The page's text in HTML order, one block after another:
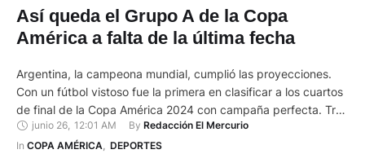
Así queda el Grupo A de la Copa
América a falta de la última fecha
Argentina, la campeona mundial, cumplió las proyecciones.
Con un fútbol vistoso fue la primera en clasificar a los cuartos
de final de la Copa América 2024 con campaña perfecta. Tras
sortear partidos bravos contra Canadá (2-0) y Chile (1-0)
completó seis unidades. En la última fecha, a horario
junio 26 12:01 AM By Redacción El Mercurio
In COPA AMÉRICA, DEPORTES